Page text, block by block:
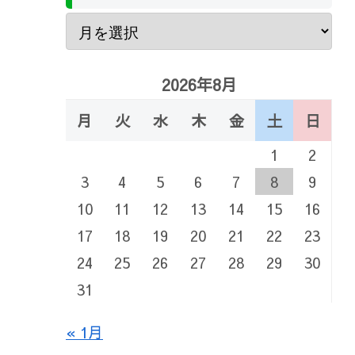
2026年8月
月 火 水 木 金 土
日
1
2
3
4 5 6 7 8
9
10
11 12 13 14 15
16
17
18 19 20 21 22
23
24
25 26 27 28 29
30
31
« 1月